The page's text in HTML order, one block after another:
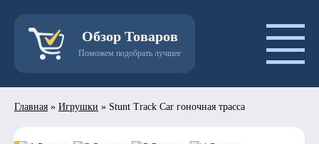
Обзор Товаров
Поможем подобрать лучшее
Главная » Игрушки » Stunt Track Car гоночная трасса